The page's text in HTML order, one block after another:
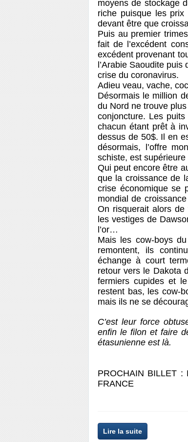
moyens de stockage
riche puisque les
devant être que
Puis au premier
fait de l’excédent
excédent provenant
l’Arabie Saoudite
crise du coronavirus.
Adieu veau, vache,
Désormais le million
du Nord ne trouve
conjoncture. Les
chacun étant prêt à
dessus de 50$. Il en
désormais, l’offre
schiste, est
Qui peut encore être
que la croissance de
crise économique se
mondial de
On risquerait alors de
les vestiges de
l’or…
Mais les cow-boys
remontent, ils
échange à court
retour vers le Dakota
fermiers cupides et
restent bas, les cow-
mais ils ne se
C’est leur force
enfin le filon et faire
étasunienne est là.
PROCHAIN BILLET :
FRANCE
Lire la suite